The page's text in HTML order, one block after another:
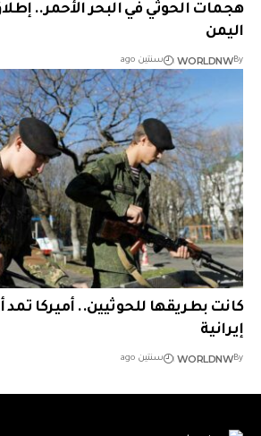
هجمات الحوثي في البحر الأحمر..
اليمن
By
WORLDNW سنتين ago
كانت بطريقها للحوثيين.. أميركا تمد
إيرانية
By
WORLDNW سنتين ago